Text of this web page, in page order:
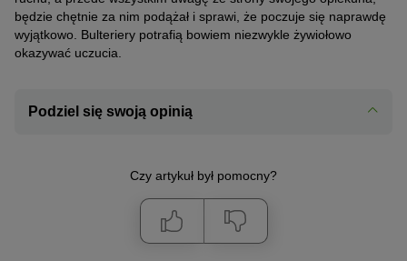
będzie chętnie za nim podążał i sprawi, że poczuje się naprawdę
wyjątkowo. Bulteriery potrafią bowiem niezwykle żywiołowo
okazywać uczucia.
Podziel się swoją opinią
Czy artykuł był pomocny?